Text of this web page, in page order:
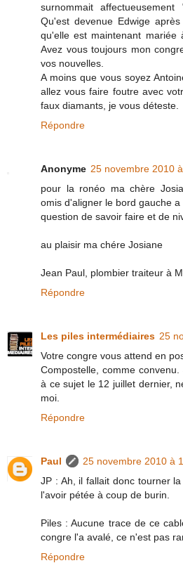
surnommait
Qu'est devenue Edwige
qu'elle est maintenant
Avez vous toujours mon
vos nouvelles.
A moins que vous soyez
allez vous faire foutre avec
faux diamants, je vous déteste.
Répondre
Anonyme 25 novembre 2010
pour la ronéo ma chère
omis d'aligner le bord gauche
question de savoir faire et de
au plaisir ma chére Josiane
Jean Paul, plombier traiteur à
Répondre
Les piles intermédiaires 25
Votre congre vous attend en
Compostelle, comme
à ce sujet le 12 juillet dernier,
moi.
Répondre
Paul
25 novembre 2010 à
JP : Ah, il fallait donc tourner
l'avoir pétée à coup de burin.
Piles : Aucune trace de ce
congre l'a avalé, ce n'est pas
Répondre